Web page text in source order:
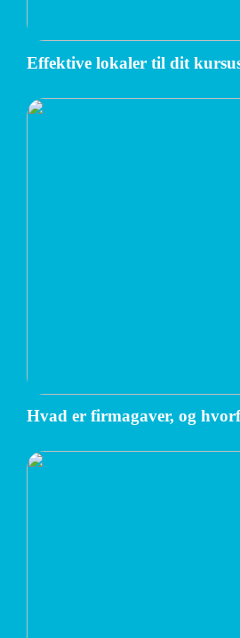
Effektive lokaler til dit
Hvad er firmagaver, og